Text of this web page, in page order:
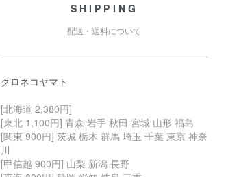
SHIPPING
配送・送料について
クロネコヤマト
[北海道 2,380円]
[東北 1,100円] 青森 岩手 秋田 宮城 山形 福島
[関東 900円] 茨城 栃木 群馬 埼玉 千葉 東京 神奈
川
[甲信越 900円] 山梨 新潟 長野